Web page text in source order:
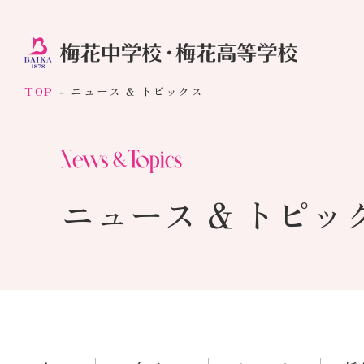
TOP ニュース & トピックス
ニュース & トピッ